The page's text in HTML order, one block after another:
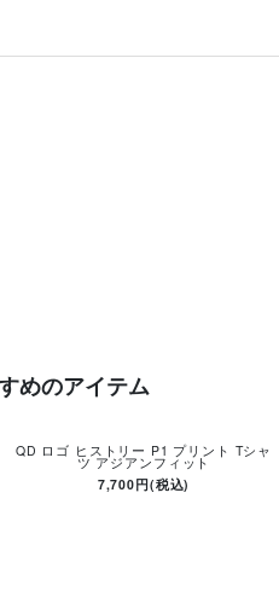
めのアイテム
QD ロゴ ヒストリー P1 プリント Tシャ
ツ アジアンフィット
7,700円(税込)